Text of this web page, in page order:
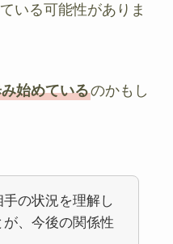
いる可能性がありま
始めているのかもし
の状況を理解し
、今後の関係性